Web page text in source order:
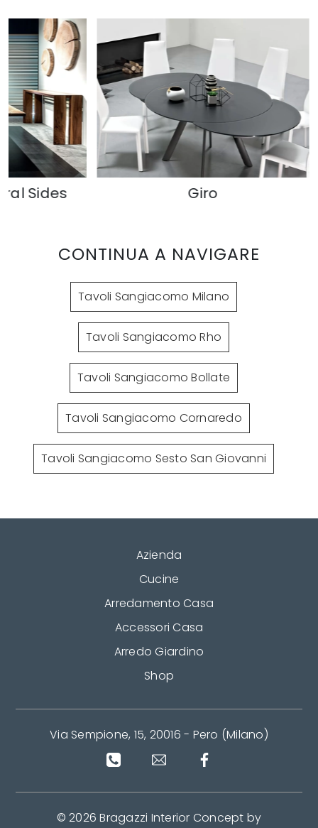
CONTINUA A NAVIGARE
Tavoli Sangiacomo Milano
Tavoli Sangiacomo Rho
Tavoli Sangiacomo Bollate
Tavoli Sangiacomo Cornaredo
Tavoli Sangiacomo Sesto San Giovanni
Azienda
Cucine
Arredamento Casa
Accessori Casa
Arredo Giardino
Shop
Via Sempione, 15, 20016 - Pero (Milano)
© 2026 Bragazzi Interior Concept by